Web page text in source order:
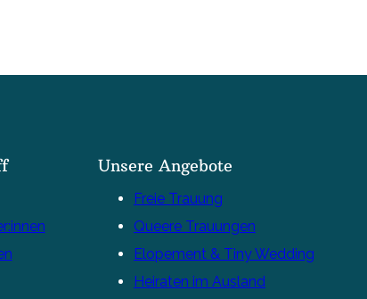
Unsere Angebote
Freie Trauung
Queere Trauungen
Elopement & Tiny Wedding
Heiraten im Ausland